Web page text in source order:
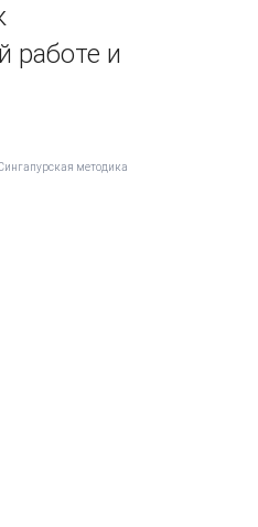
работе и
методика